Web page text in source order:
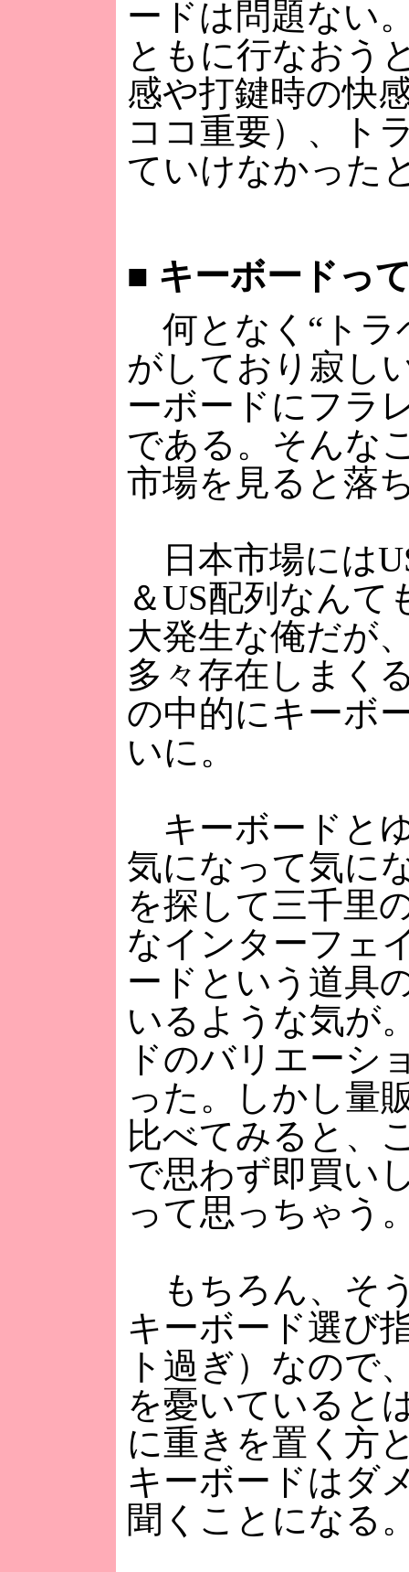
ードは問題ない
ともに行なおう
感や打鍵時の快
ココ重要）、ト
ていけなかった
■ キーボードっ
何となく“トラ
がしており寂し
ーボードにフラ
である。そんな
市場を見ると落
日本市場には
＆US配列なん
大発生な俺だが
多々存在しまく
の中的にキーボ
いに。
キーボードと
気になって気に
を探して三千里
なインターフェ
ードという道具
いるような気が
ドのバリエーシ
った。しかし量
比べてみると、
で思わず即買い
って思っちゃう
もちろん、そ
キーボード選び
ト過ぎ）なので
を憂いていると
に重きを置く方
キーボードはダ
聞くことになる